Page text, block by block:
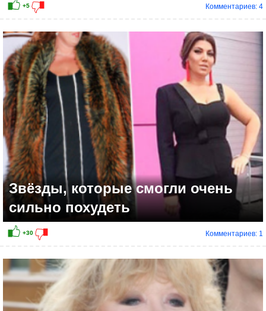
+18
Комментариев: 4
Звёзды, которые смогли очень
сильно похудеть
Комментариев: 1